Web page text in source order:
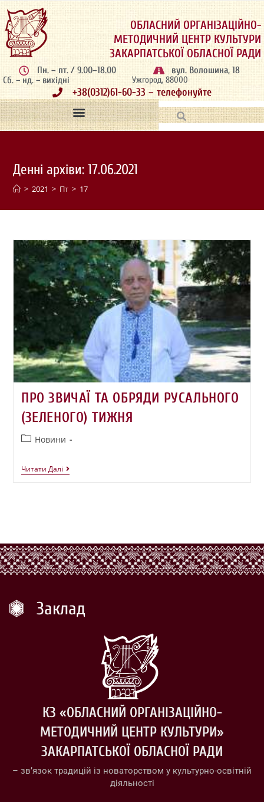
ОБЛАСНИЙ ОРГАНІЗАЦІЙНО-
МЕТОДИЧНИЙ ЦЕНТР КУЛЬТУРИ
ЗАКАРПАТСЬКОЇ ОБЛАСНОЇ РАДИ
Пн. – пт. / 9.00–18.00
Сб. – нд. – вихідні
вул. Волошина, 18
Ужгород, 88000
+38(0312)61-60-33 – телефонуйте
Денні архіви: 17.06.2021
> 2021 > Пт > 17
ПРО ЗВИЧАЇ ТА ОБРЯДИ РУСАЛЬНОГО
(ЗЕЛЕНОГО) ТИЖНЯ
Новини
Читати Далі
Заклад
КЗ «ОБЛАСНИЙ ОРГАНІЗАЦІЙНО-
МЕТОДИЧНИЙ ЦЕНТР КУЛЬТУРИ»
ЗАКАРПАТСЬКОЇ ОБЛАСНОЇ РАДИ
– зв’язок традицій із новаторством у культурно-освітній
діяльності